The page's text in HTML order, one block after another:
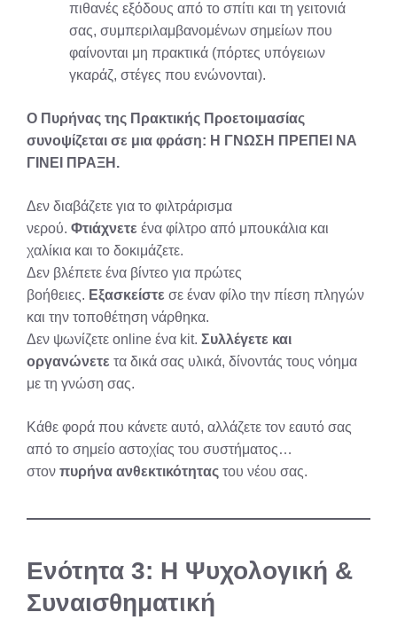
πιθανές εξόδους από το σπίτι και τη γειτονιά
σας, συμπεριλαμβανομένων σημείων που
φαίνονται μη πρακτικά (πόρτες υπόγειων
γκαράζ, στέγες που ενώνονται).
Ο Πυρήνας της Πρακτικής Προετοιμασίας
συνοψίζεται σε μια φράση: Η ΓΝΩΣΗ ΠΡΕΠΕΙ ΝΑ
ΓΙΝΕΙ ΠΡΑΞΗ.
Δεν διαβάζετε για το φιλτράρισμα
νερού. Φτιάχνετε ένα φίλτρο από μπουκάλια και
χαλίκια και το δοκιμάζετε.
Δεν βλέπετε ένα βίντεο για πρώτες
βοήθειες. Εξασκείστε σε έναν φίλο την πίεση πληγών
και την τοποθέτηση νάρθηκα.
Δεν ψωνίζετε online ένα kit. Συλλέγετε και
οργανώνετε τα δικά σας υλικά, δίνοντάς τους νόημα
με τη γνώση σας.
Κάθε φορά που κάνετε αυτό, αλλάζετε τον εαυτό σας
από το σημείο αστοχίας του συστήματος…
στον πυρήνα ανθεκτικότητας του νέου σας.
Ενότητα 3: Η Ψυχολογική &
Συναισθηματική